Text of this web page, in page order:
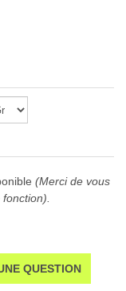
(Merci de vous
QUESTION